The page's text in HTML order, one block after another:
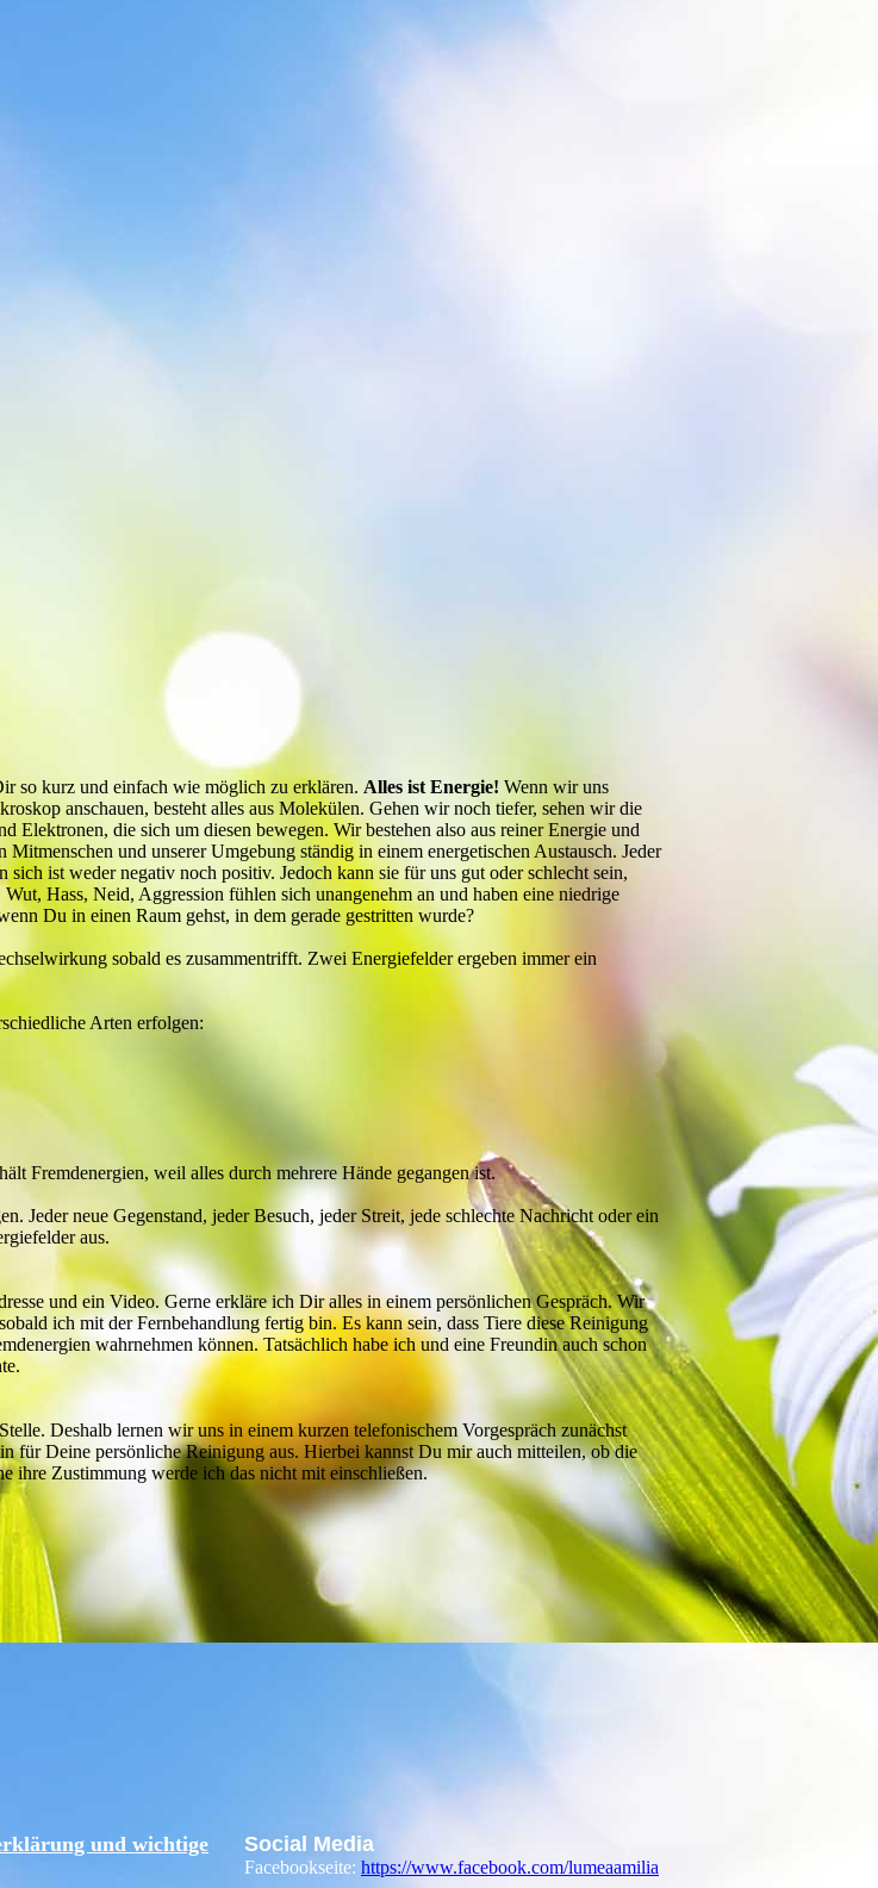
so kurz und einfach wie möglich zu erklären. Alles ist Energie! Wenn wir uns
anschauen, besteht alles aus Molekülen. Gehen wir noch tiefer, sehen wir die
Elektronen, die sich um diesen bewegen. Wir bestehen also aus reiner Energie und
und unserer Umgebung ständig in einem energetischen Austausch. Jeder
ist weder negativ noch positiv. Jedoch kann sie für uns gut oder schlecht sein,
Hass, Neid, Aggression fühlen sich unangenehm an und haben eine niedrige
Du in einen Raum gehst, in dem gerade gestritten wurde?
sobald es zusammentrifft. Zwei Energiefelder ergeben immer ein
Arten erfolgen:
Fremdenergien, weil alles durch mehrere Hände gegangen ist.
Jeder neue Gegenstand, jeder Besuch, jeder Streit, jede schlechte Nachricht oder ein
aus.
und ein Video. Gerne erkläre ich Dir alles in einem persönlichen Gespräch. Wir
ich mit der Fernbehandlung fertig bin. Es kann sein, dass Tiere diese Reinigung
wahrnehmen können. Tatsächlich habe ich und eine Freundin auch schon
Deshalb lernen wir uns in einem kurzen telefonischem Vorgespräch zunächst
für Deine persönliche Reinigung aus. Hierbei kannst Du mir auch mitteilen, ob die
ihre Zustimmung werde ich das nicht mit einschließen.
und wichtige
Social Media
Facebookseite: https://www.facebook.com/lumeaamilia